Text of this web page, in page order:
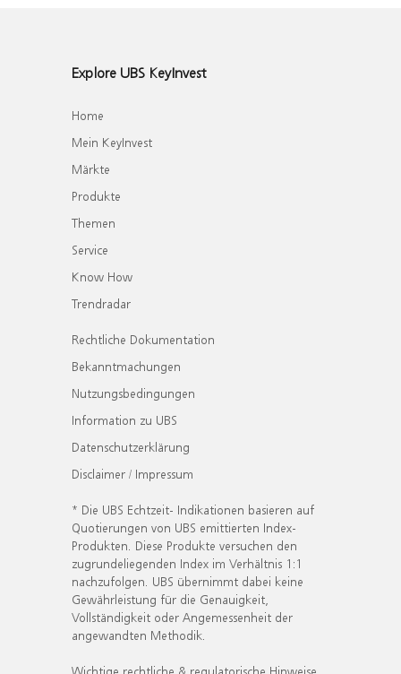
Explore UBS KeyInvest
Home
Mein KeyInvest
Märkte
Produkte
Themen
Service
Know How
Trendradar
Rechtliche Dokumentation
Bekanntmachungen
Nutzungsbedingungen
Information zu UBS
Datenschutzerklärung
Disclaimer / Impressum
* Die UBS Echtzeit- Indikationen basieren auf
Quotierungen von UBS emittierten Index-
Produkten. Diese Produkte versuchen den
zugrundeliegenden Index im Verhältnis 1:1
nachzufolgen. UBS übernimmt dabei keine
Gewährleistung für die Genauigkeit,
Vollständigkeit oder Angemessenheit der
angewandten Methodik.